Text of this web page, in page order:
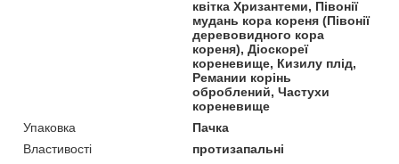
квітка Хризантеми, Півонії
мудань кора кореня (Півонії
деревовидного кора
кореня), Діоскореї
кореневище, Кизилу плід,
Ремании корінь
оброблений, Частухи
кореневище
Упаковка
Пачка
Властивості
протизапальні